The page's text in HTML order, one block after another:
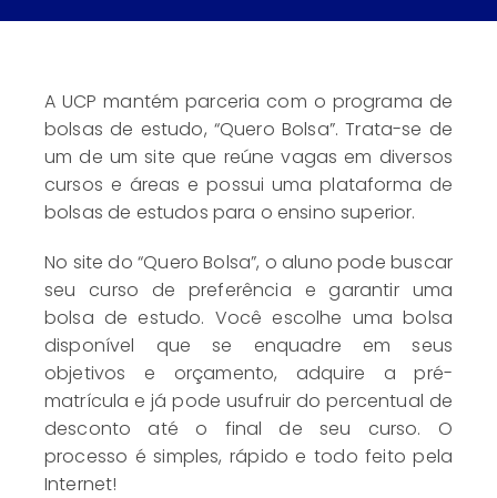
A UCP mantém parceria com o programa de
bolsas de estudo, “Quero Bolsa”. Trata-se de
um de um site que reúne vagas em diversos
cursos e áreas e possui uma plataforma de
bolsas de estudos para o ensino superior.
No site do “Quero Bolsa”, o aluno pode buscar
seu curso de preferência e garantir uma
bolsa de estudo. Você escolhe uma bolsa
disponível que se enquadre em seus
objetivos e orçamento, adquire a pré-
matrícula e já pode usufruir do percentual de
desconto até o final de seu curso. O
processo é simples, rápido e todo feito pela
Internet!